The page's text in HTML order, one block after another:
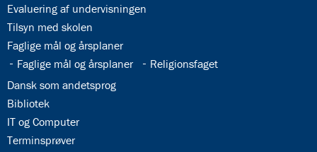
33.1:
Evaluering af undervisningen
33.2:
Tilsyn med skolen
33.3:
Faglige mål og årsplaner
33.4:
Faglige mål og årsplaner 33.5:
Religionsfaget
33.6:
Dansk som andetsprog
33.7:
Bibliotek
33.8:
IT og Computer
33.9:
Terminsprøver